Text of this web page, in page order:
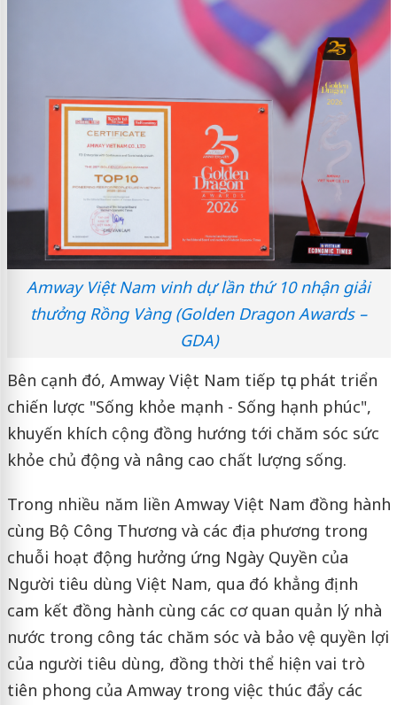
Amway Việt Nam vinh dự lần thứ 10 nhận giải
thưởng Rồng Vàng (Golden Dragon Awards –
GDA)
Bên cạnh đó, Amway Việt Nam tiếp tục phát triển
chiến lược "Sống khỏe mạnh - Sống hạnh phúc",
khuyến khích cộng đồng hướng tới chăm sóc sức
khỏe chủ động và nâng cao chất lượng sống.
Trong nhiều năm liền Amway Việt Nam đồng hành
cùng Bộ Công Thương và các địa phương trong
chuỗi hoạt động hưởng ứng Ngày Quyền của
Người tiêu dùng Việt Nam, qua đó khẳng định
cam kết đồng hành cùng các cơ quan quản lý nhà
nước trong công tác chăm sóc và bảo vệ quyền lợi
của người tiêu dùng, đồng thời thể hiện vai trò
tiên phong của Amway trong việc thúc đẩy các